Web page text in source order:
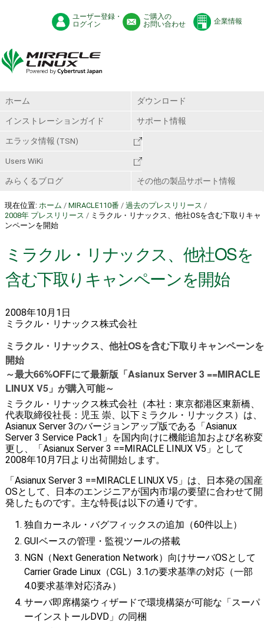
ユーザー登録・
ログイン
ご購入の
お問い合わせ
企業情報
ホーム ダウンロード
インストレーションガイド サポート情報
エラッタ情報 (TSN)
Users WiKi
みらくるブログ その他の製品サポート情報
現在位置: ホーム / MIRACLE110番 / 過去のプレスリリース /
2008年 プレスリリース / ミラクル・リナックス、他社OSを含む下取りキャ
ンペーンを開始
ミラクル・リナックス、他社OSを
含む下取りキャンペーンを開始
2008年10月1日
ミラクル・リナックス株式会社
ミラクル・リナックス、他社OSを含む下取りキャンペーンを
開始
～最大66%OFFにて最新版「Asianux Server 3 ==MIRACLE
LINUX V5」が購入可能～
ミラクル・リナックス株式会社（本社：東京都港区東新橋、
代表取締役社長：児玉 崇、以下ミラクル・リナックス）は、
Asianux Server 3のバージョンアップ版である「Asianux
Server 3 Service Pack1」を国内向けに機能追加および名称変
更し、「Asianux Server 3 ==MIRACLE LINUX V5」として
2008年10月7日より出荷開始します。
「Asianux Server 3 ==MIRACLE LINUX V5」は、日本発の国産
OSとして、日本のエンジニアが国内市場の要望に合わせて開
発したものです。主な特長は以下の通りです。
独自カーネル・バグフィックスの追加（60件以上）
GUIベースの管理・監視ツールの搭載
NGN（Next Generation Network）向けサーバOSとして
Carrier Grade Linux（CGL）3.1の要求基準の対応（一部
4.0要求基準対応済み）
サーバ即席構築ウィザードで環境構築が可能な「スーパ
ーインストールDVD」の同梱